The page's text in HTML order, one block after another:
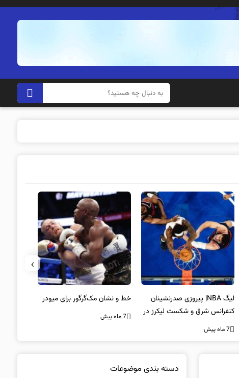
لیگ NBA| پیروزی صدرنشینان
کنفرانس شرق و شکست لیکرز در
غیاب جیمز
7 ماه پیش
خط و نشان مک‌گرگور برای میودر
7 ماه پیش
›
دسته بندی موضوعات